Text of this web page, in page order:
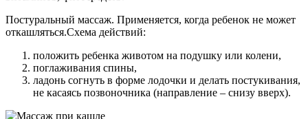
Постуральный массаж. Применяется, когда ребенок не может
откашляться.Схема действий:
положить ребенка животом на подушку или колени,
поглаживания спины,
ладонь согнуть в форме лодочки и делать постукивания,
не касаясь позвоночника (направление – снизу вверх).